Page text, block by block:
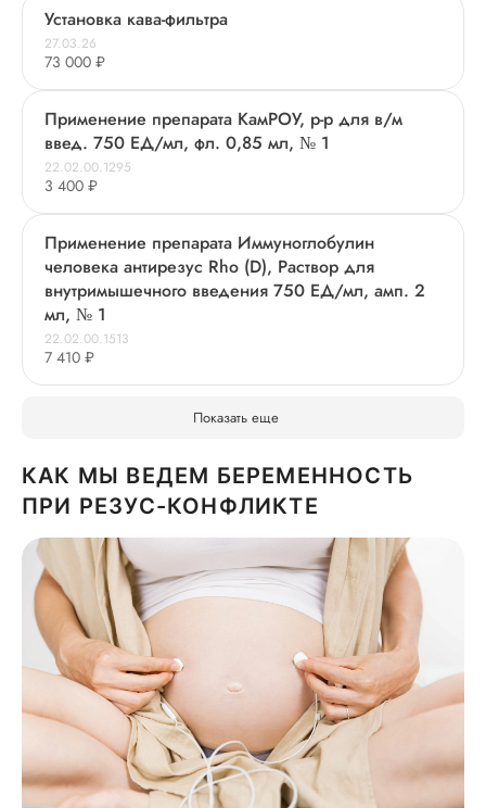
Установка кава-фильтра
27.03.26
73 000 ₽
Применение препарата КамРОУ, р-р для в/м
введ. 750 ЕД/мл, фл. 0,85 мл, № 1
22.02.00.1295
3 400 ₽
Применение препарата Иммуноглобулин
человека антирезус Rho (D), Раствор для
внутримышечного введения 750 ЕД/мл, амп. 2
мл, № 1
22.02.00.1513
7 410 ₽
Показать еще
КАК МЫ ВЕДЕМ БЕРЕМЕННОСТЬ
ПРИ РЕЗУС-КОНФЛИКТЕ